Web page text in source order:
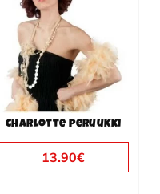
Charlotte peruukki
13.90€